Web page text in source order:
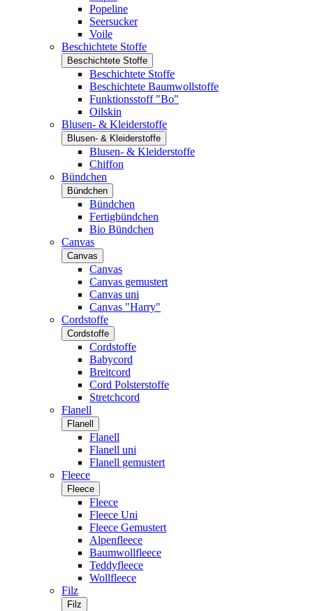
Popeline
Seersucker
Voile
Beschichtete Stoffe
Beschichtete Stoffe
Beschichtete Stoffe
Beschichtete Baumwollstoffe
Funktionsstoff "Bo"
Oilskin
Blusen- & Kleiderstoffe
Blusen- & Kleiderstoffe
Blusen- & Kleiderstoffe
Chiffon
Bündchen
Bündchen
Bündchen
Fertigbündchen
Bio Bündchen
Canvas
Canvas
Canvas
Canvas gemustert
Canvas uni
Canvas "Harry"
Cordstoffe
Cordstoffe
Cordstoffe
Babycord
Breitcord
Cord Polsterstoffe
Stretchcord
Flanell
Flanell
Flanell
Flanell uni
Flanell gemustert
Fleece
Fleece
Fleece
Fleece Uni
Fleece Gemustert
Alpenfleece
Baumwollfleece
Teddyfleece
Wollfleece
Filz
Filz